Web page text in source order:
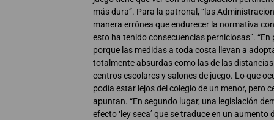
más dura”. Para la patronal, “las
manera errónea que endurecer la normativa
esto ha tenido consecuencias perniciosas”.
porque las medidas a toda costa llevan a
totalmente absurdas como las de las
centros escolares y salones de juego. Lo que
podía estar lejos del colegio de un menor, pero
apuntan. “En segundo lugar, una legislación
efecto ‘ley seca’ que se traduce en un aumento